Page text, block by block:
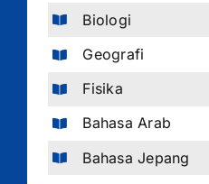
Biologi
Geografi
Fisika
Bahasa Arab
Bahasa Jepang